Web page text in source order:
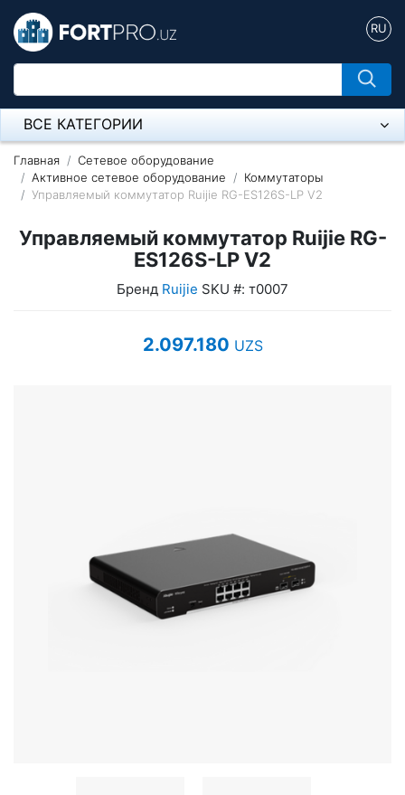
RU
ВСЕ КАТЕГОРИИ
Микрофон
Напольные розетки
Оборудование Mikrotik
Модемы ADSL, Wan/Lan Роутеры, Wi-Fi
Сетевое оборудование
Главная
Сетевое оборудование
Активное сетевое оборудование
Коммутаторы
Управляемый коммутатор Ruijie RG-ES126S-LP V2
Управляемый коммутатор Ruijie RG-
ES126S-LP V2
Бренд Ruijie SKU #: т0007
2.097.180 UZS